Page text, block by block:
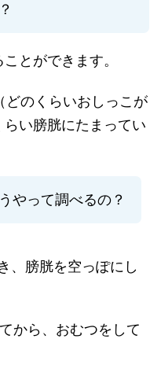
とができます。
（どのくらいおしっこが
い膀胱にたまってい
やって調べるの？
、膀胱を空っぽにし
から、おむつをして